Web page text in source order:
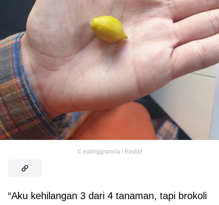
© eatinggranola / Reddit
“Aku kehilangan 3 dari 4 tanaman, tapi brokoli